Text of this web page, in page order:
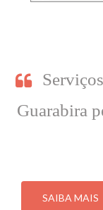
Guarabira
SAIBA MAIS